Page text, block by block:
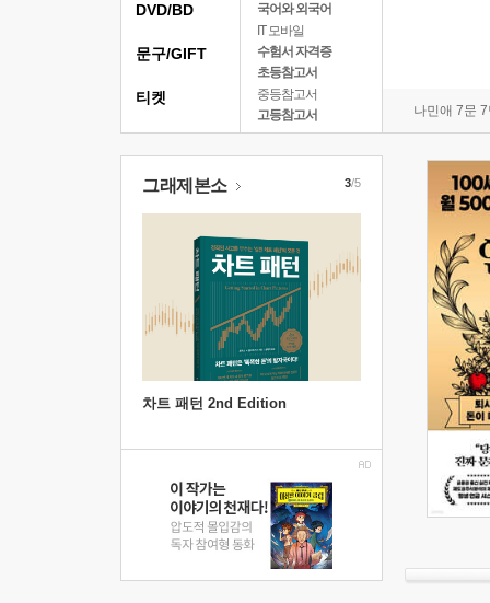
국어와 외국어
IT 모바일
수험서 자격증
초등참고서
중등참고서
고등참고서
나민애 7문
DVD/BD
문구/GIFT
티켓
그래제본소
차트 패턴 2nd Edition
3/5